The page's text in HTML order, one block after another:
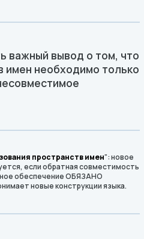
важный вывод о том, что
имен необходимо только
пространств имен": новое
если обратная совместимость
обеспечение ОБЯЗАНО
новые конструкции языка.